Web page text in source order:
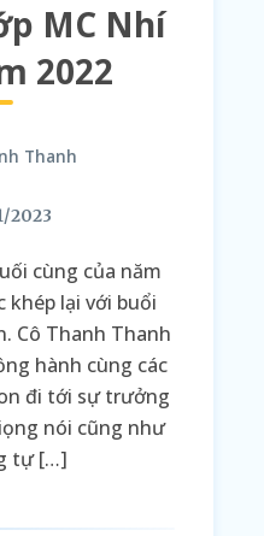
MC Nhí
2022
Thanh
2023
cùng của năm
khép lại với buổi
Cô Thanh Thanh
hành cùng các
đi tới sự trưởng
nói cũng như
tự […]